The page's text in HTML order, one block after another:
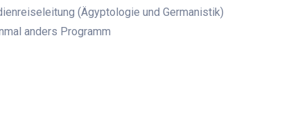
(Ägyptologie und Germanistik)
anders Programm